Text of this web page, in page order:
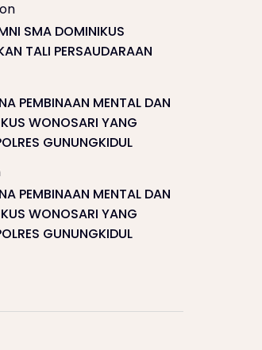
on
SMA DOMINIKUS
TALI PERSAUDARAAN
PEMBINAAN MENTAL DAN
WONOSARI YANG
GUNUNGKIDUL
PEMBINAAN MENTAL DAN
WONOSARI YANG
GUNUNGKIDUL